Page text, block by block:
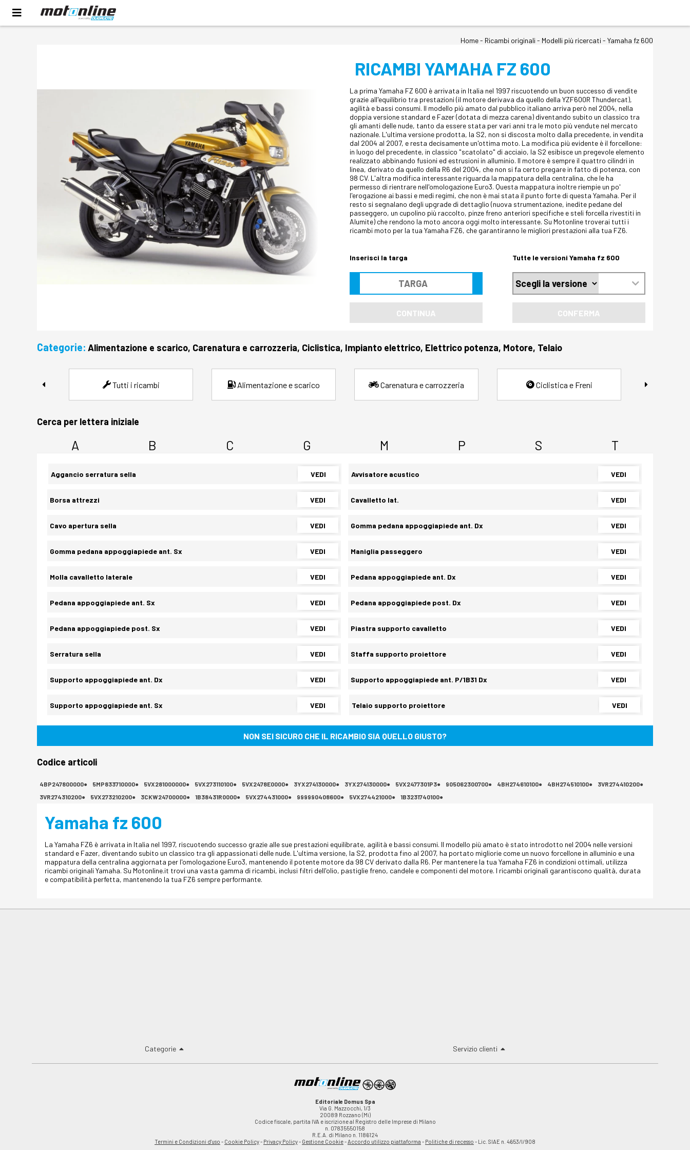
Home- Ricambi originali - Modelli più ricercati - Yamaha fz 600
RICAMBI YAMAHA FZ 600
La prima Yamaha FZ 600 è arrivata in Italia nel 1997 riscuotendo un buon successo di vendite
grazie all'equilibrio tra prestazioni (il motore derivava da quello della YZF600R Thundercat),
agilità e bassi consumi. Il modello più amato dal pubblico italiano arriva però nel 2004, nella
doppia versione standard e Fazer (dotata di mezza carena) diventando subito un classico tra
gli amanti delle nude, tanto da essere stata per vari anni tra le moto più vendute nel mercato
nazionale. L'ultima versione prodotta, la S2, non si discosta molto dalla precedente, in vendita
dal 2004 al 2007, e resta decisamente un'ottima moto. La modifica più evidente è il forcellone:
in luogo del precedente, in classico "scatolato" di acciaio, la S2 esibisce un pregevole elemento
realizzato abbinando fusioni ed estrusioni in alluminio. Il motore è sempre il quattro cilindri in
linea, derivato da quello della R6 del 2004, che non si fa certo pregare in fatto di potenza, con
98 CV. L'altra modifica interessante riguarda la mappatura della centralina, che le ha
permesso di rientrare nell'omologazione Euro3. Questa mappatura inoltre riempie un po'
l'erogazione ai bassi e medi regimi, che non è mai stata il punto forte di questa Yamaha. Per il
resto si segnalano degli upgrade di dettaglio (nuova strumentazione, inedite pedane del
passeggero, un cupolino più raccolto, pinze freno anteriori specifiche e steli forcella rivestiti in
Alumite) che rendono la moto ancora oggi molto interessante. Su Motonline troverai tutti i
ricambi moto per la tua Yamaha FZ6, che garantiranno le migliori prestazioni alla tua FZ6.
Inserisci la targa
CONTINUA
Tutte le versioni Yamaha fz 600
CONFERMA
Categorie: Alimentazione e scarico, Carenatura e carrozzeria, Ciclistica, Impianto elettrico, Elettrico potenza, Motore, Telaio
Tutti i ricambi Alimentazione e scarico Carenatura e carrozzeria Ciclistica e Freni
Cerca per lettera iniziale
A B C G M P S T
Aggancio serratura sella VEDI Avvisatore acustico VEDI
Borsa attrezzi VEDI Cavalletto lat. VEDI
Cavo apertura sella VEDI Gomma pedana appoggiapiede ant. Dx VEDI
Gomma pedana appoggiapiede ant. Sx VEDI Maniglia passeggero VEDI
Molla cavalletto laterale VEDI Pedana appoggiapiede ant. Dx VEDI
Pedana appoggiapiede ant. Sx VEDI Pedana appoggiapiede post. Dx VEDI
Pedana appoggiapiede post. Sx VEDI Piastra supporto cavalletto VEDI
Serratura sella VEDI Staffa supporto proiettore VEDI
Supporto appoggiapiede ant. Dx VEDI Supporto appoggiapiede ant. P/1B31 Dx VEDI
Supporto appoggiapiede ant. Sx VEDI Telaio supporto proiettore VEDI
NON SEI SICURO CHE IL RICAMBIO SIA QUELLO GIUSTO?
Codice articoli
4BP247800000● 5MP833710000● 5VX281000000● 5VX273110100● 5VX2478E0000● 3YX274130000● 3YX274130000● 5VX2477301P3● 905062300700● 4BH274610100● 4BH274510100●
3VR274410200●
3VR274310200●
5VX273210200● 3CKW24700000● 1B38431R0000● 5VX274431000● 999990408600● 5VX274421000● 1B3231740100●
Yamaha fz 600
La Yamaha FZ6 è arrivata in Italia nel 1997, riscuotendo successo grazie alle sue prestazioni equilibrate, agilità e bassi consumi. Il modello più amato è stato introdotto nel 2004 nelle versioni
standard e Fazer, diventando subito un classico tra gli appassionati delle nude. L'ultima versione, la S2, prodotta fino al 2007, ha portato migliorie come un nuovo forcellone in alluminio e una
mappatura della centralina aggiornata per l'omologazione Euro3, mantenendo il potente motore da 98 CV derivato dalla R6. Per mantenere la tua Yamaha FZ6 in condizioni ottimali, utilizza
ricambi originali Yamaha. Su Motonline.it trovi una vasta gamma di ricambi, inclusi filtri dell'olio, pastiglie freno, candele e componenti del motore. I ricambi originali garantiscono qualità, durata
e compatibilità perfetta, mantenendo la tua FZ6 sempre performante.
Categorie Servizio clienti
Editoriale Domus Spa
Via G. Mazzocchi, 1/3
20089 Rozzano (Mi)
Codice fiscale, partita IVA e iscrizione al Registro delle Imprese di Milano
n. 07835550158
R.E.A. di Milano n. 1186124
Termini e Condizioni d'uso - Cookie Policy- Privacy Policy- Gestione Cookie-Accordo utilizzo piattaforma - Politiche di recesso - Lic. SIAE n. 4653/I/908